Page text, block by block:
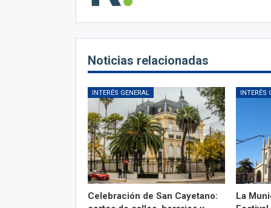
Noticias relacionadas
INTERÉS GENERAL
Celebración de San Cayetano:
INTERÉS
La